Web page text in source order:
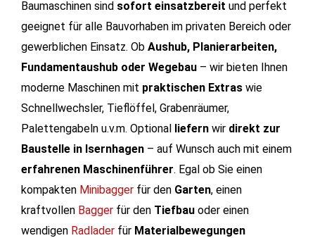
Baumaschinen sind sofort einsatzbereit und perfekt
geeignet für alle Bauvorhaben im privaten Bereich oder
gewerblichen Einsatz. Ob Aushub, Planierarbeiten,
Fundamentaushub oder Wegebau – wir bieten Ihnen
moderne Maschinen mit praktischen Extras wie
Schnellwechsler, Tieflöffel, Grabenräumer,
Palettengabeln u.v.m. Optional liefern wir direkt zur
Baustelle in Isernhagen – auf Wunsch auch mit einem
erfahrenen Maschinenführer. Egal ob Sie einen
kompakten Minibagger für den Garten, einen
kraftvollen Bagger für den Tiefbau oder einen
wendigen Radlader für Materialbewegungen